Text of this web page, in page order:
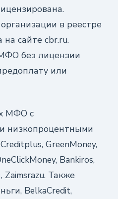
в реестре
сайте cbr.ru.
без лицензии
или
МФО с
низкопроцентными
GreenMoney,
Bankiros,
Zaimsrazu. Также
BelkaCredit,